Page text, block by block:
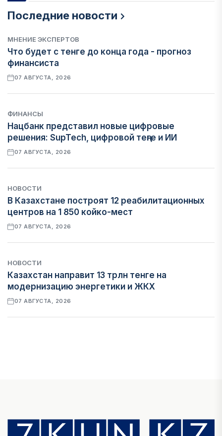
Последние новости
МНЕНИЕ ЭКСПЕРТОВ
Что будет с тенге до конца года - прогноз
финансиста
07 АВГУСТА, 2026
ФИНАНСЫ
Нацбанк представил новые цифровые
решения: SupTech, цифровой теңге и ИИ
07 АВГУСТА, 2026
НОВОСТИ
В Казахстане построят 12 реабилитационных
центров на 1 850 койко-мест
07 АВГУСТА, 2026
НОВОСТИ
Казахстан направит 13 трлн тенге на
модернизацию энергетики и ЖКХ
07 АВГУСТА, 2026
Денежно-кредитная политика влияет не